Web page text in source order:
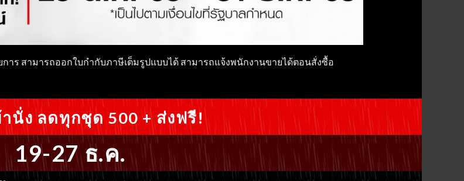
าร สามารถออกใบกำกับภาษีเต็มรูปแบบได้ สามารถแจ้งพนักงานขายได้ตอนสั่งซื้อ
นั่ง ลดทุกชุด 500 + ส่งฟรี!
19-27 ธ.ค.